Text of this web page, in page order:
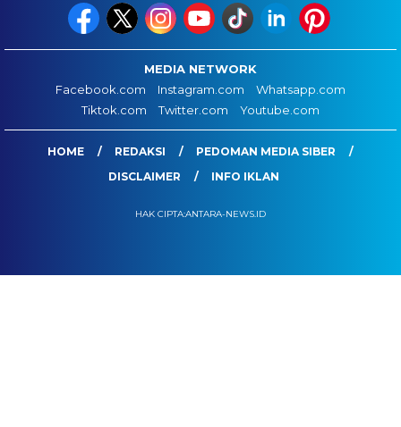
MEDIA NETWORK
Facebook.com
Instagram.com
Whatsapp.com
Tiktok.com
Twitter.com Youtube.com
HOME REDAKSI
PEDOMAN MEDIA SIBER
DISCLAIMER
INFO IKLAN
HAK CIPTA:ANTARA-NEWS.ID